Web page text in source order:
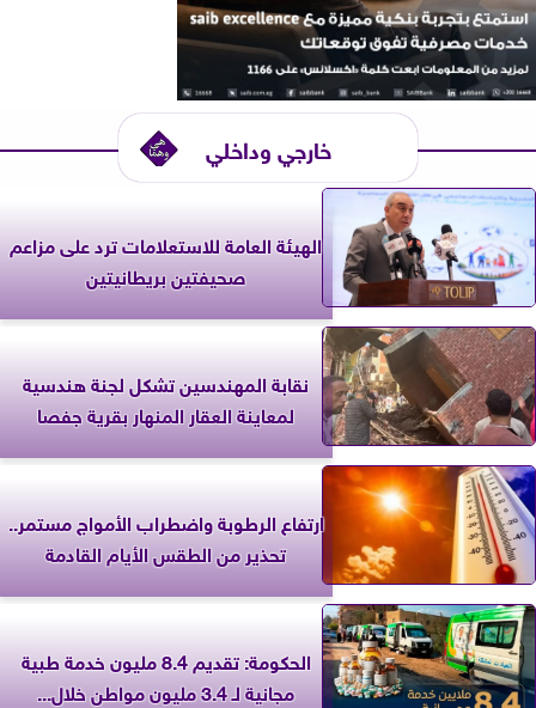
خارجي وداخلي
الهيئة العامة للاستعلامات ترد على مزاعم
صحيفتين بريطانيتين
نقابة المهندسين تشكل لجنة هندسية
لمعاينة العقار المنهار بقرية جفصا
ارتفاع الرطوبة واضطراب الأمواج مستمر..
تحذير من الطقس الأيام القادمة
الحكومة: تقديم 8.4 مليون خدمة طبية
مجانية لـ 3.4 مليون مواطن خلال...